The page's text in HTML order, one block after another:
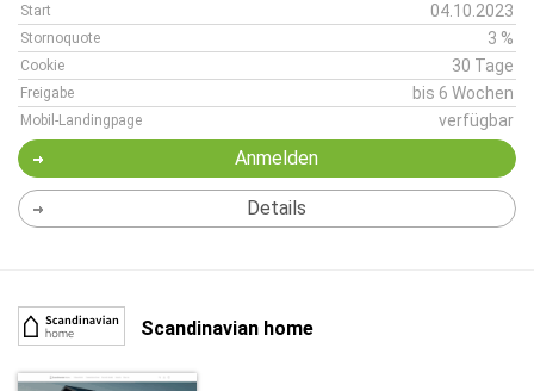
Start 04.10.2023
Stornoquote 3 %
Cookie 30 Tage
Freigabe bis 6 Wochen
Mobil-Landingpage verfügbar
Anmelden
Details
Scandinavian home